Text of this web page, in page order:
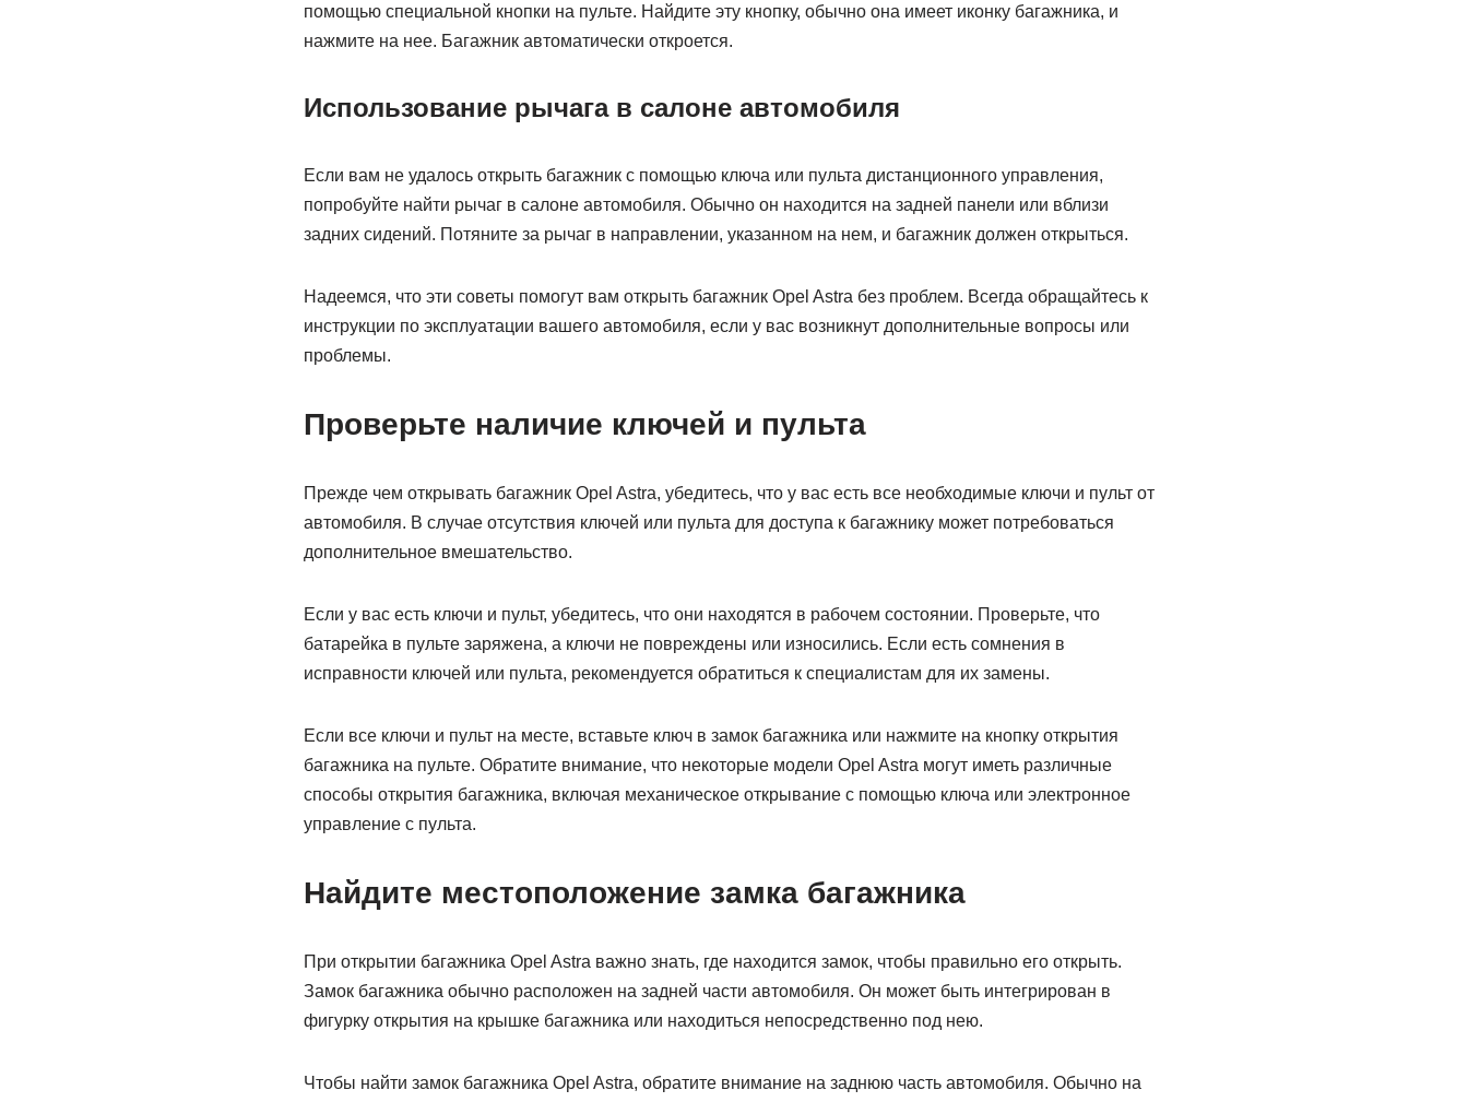
помощью специальной кнопки на пульте. Найдите эту кнопку, обычно она имеет иконку багажника, и
нажмите на нее. Багажник автоматически откроется.
Использование рычага в салоне автомобиля
Если вам не удалось открыть багажник с помощью ключа или пульта дистанционного управления,
попробуйте найти рычаг в салоне автомобиля. Обычно он находится на задней панели или вблизи
задних сидений. Потяните за рычаг в направлении, указанном на нем, и багажник должен открыться.
Надеемся, что эти советы помогут вам открыть багажник Opel Astra без проблем. Всегда обращайтесь к
инструкции по эксплуатации вашего автомобиля, если у вас возникнут дополнительные вопросы или
проблемы.
Проверьте наличие ключей и пульта
Прежде чем открывать багажник Opel Astra, убедитесь, что у вас есть все необходимые ключи и пульт от
автомобиля. В случае отсутствия ключей или пульта для доступа к багажнику может потребоваться
дополнительное вмешательство.
Если у вас есть ключи и пульт, убедитесь, что они находятся в рабочем состоянии. Проверьте, что
батарейка в пульте заряжена, а ключи не повреждены или износились. Если есть сомнения в
исправности ключей или пульта, рекомендуется обратиться к специалистам для их замены.
Если все ключи и пульт на месте, вставьте ключ в замок багажника или нажмите на кнопку открытия
багажника на пульте. Обратите внимание, что некоторые модели Opel Astra могут иметь различные
способы открытия багажника, включая механическое открывание с помощью ключа или электронное
управление с пульта.
Найдите местоположение замка багажника
При открытии багажника Opel Astra важно знать, где находится замок, чтобы правильно его открыть.
Замок багажника обычно расположен на задней части автомобиля. Он может быть интегрирован в
фигурку открытия на крышке багажника или находиться непосредственно под нею.
Чтобы найти замок багажника Opel Astra, обратите внимание на заднюю часть автомобиля. Обычно на